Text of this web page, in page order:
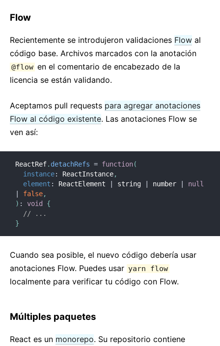
Flow
Recientemente se introdujeron validaciones Flow al
código base. Archivos marcados con la anotación
@flow en el comentario de encabezado de la
licencia se están validando.
Aceptamos pull requests para agregar anotaciones
Flow al código existente. Las anotaciones Flow se
ven así:
ReactRef. detachRefs = function(
instance: ReactInstance,
element : ReactElement string number
null
false,
) : void
{
// ...
}
Cuando sea posible, el nuevo código debería usar
anotaciones Flow. Puedes usar yarn flow
localmente para verificar tu código con Flow.
Múltiples paquetes
React es un monorepo. Su repositorio contiene